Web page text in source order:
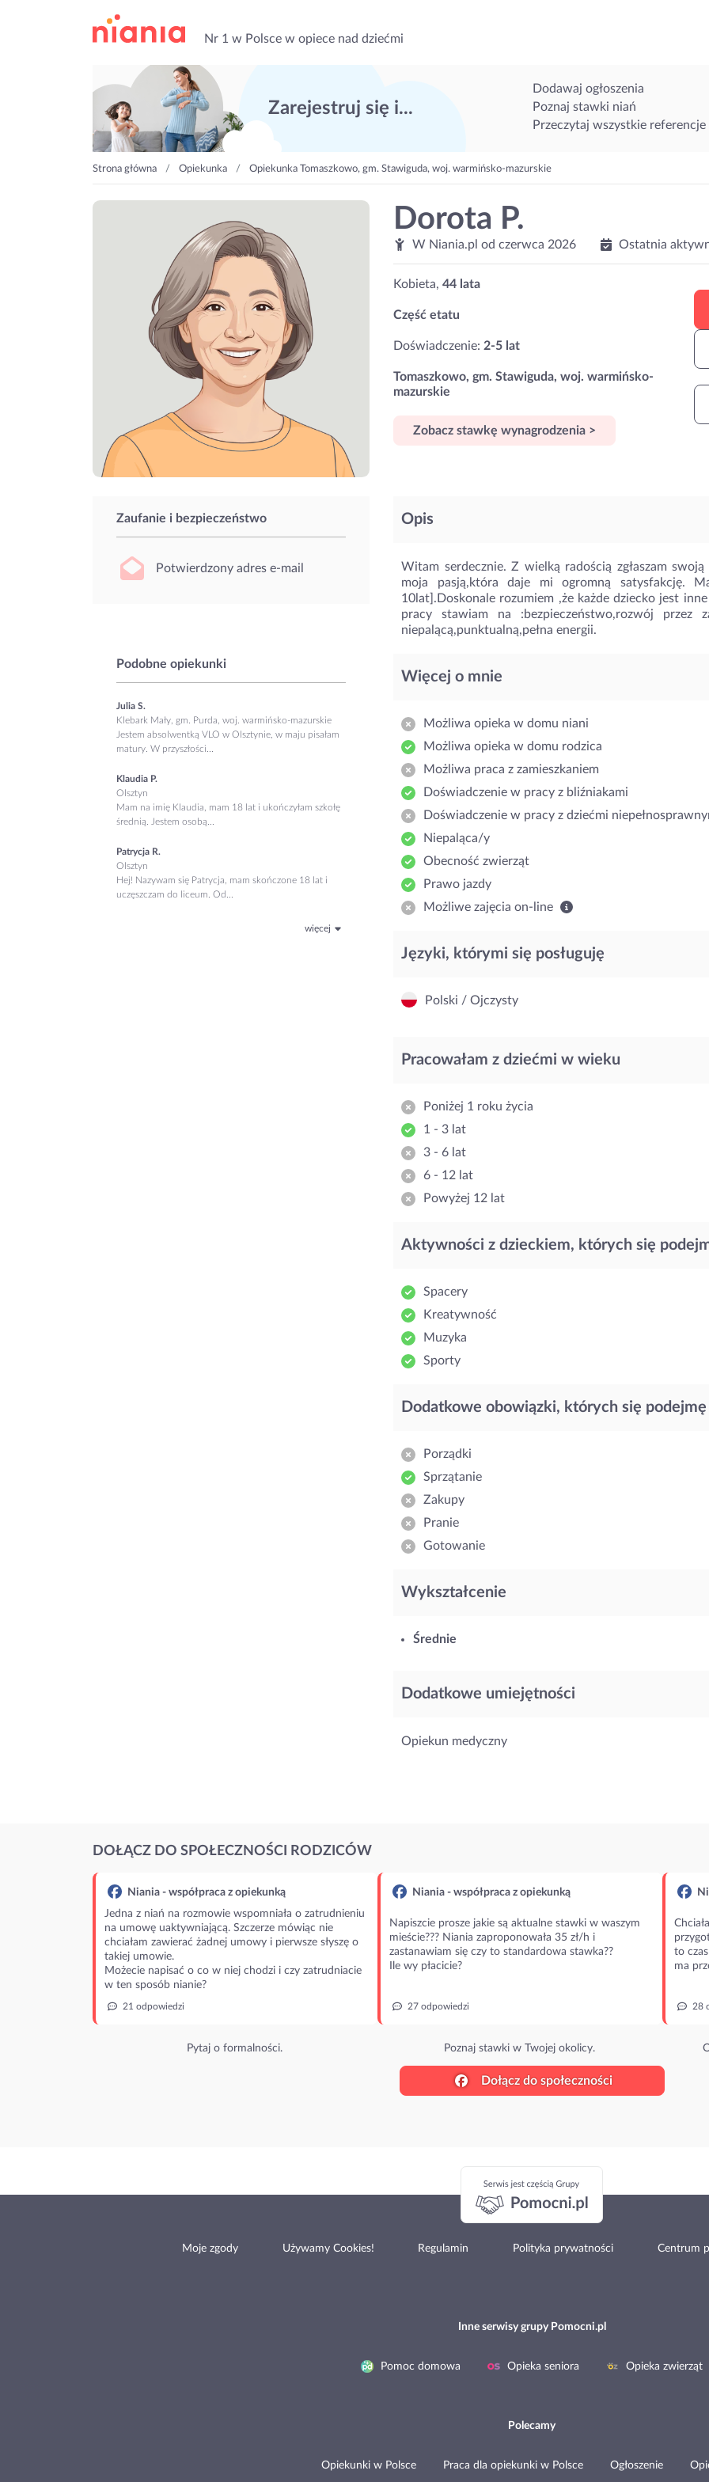
Nr 1 w Polsce w opiece nad dziećmi
Zarejestruj się i...
Dodawaj ogłoszenia
Poznaj stawki niań
Przeczytaj wszystkie referencje
Strona główna Opiekunka Opiekunka Tomaszkowo, gm. Stawiguda, woj. warmińsko-mazurskie
Dorota P.
W Niania.pl od czerwca 2026 Ostatnia
Kobieta, 44 lata
Część etatu
Doświadczenie: 2-5 lat
Tomaszkowo, gm. Stawiguda, woj. warmińsko-
mazurskie
Zobacz stawkę wynagrodzenia >
Zaufanie i bezpieczeństwo
Potwierdzony adres e-mail
Podobne opiekunki
Julia S.
Klebark Mały, gm. Purda, woj. warmińsko-mazurskie
Jestem absolwentką VLO w Olsztynie, w maju pisałam
matury. W przyszłości...
Klaudia P.
Olsztyn
Mam na imię Klaudia, mam 18 lat i ukończyłam szkołę
średnią. Jestem osobą...
Patrycja R.
Olsztyn
Hej! Nazywam się Patrycja, mam skończone 18 lat i
uczęszczam do liceum. Od...
więcej
Opis
Witam serdecznie. Z wielką radością zgłaszam
moja pasją,która daje mi ogromną satysfakcję.
10lat].Doskonale rozumiem ,że każde dziecko jest
pracy stawiam na :bezpieczeństwo,rozwój przez
niepalącą,punktualną,pełna energii.
Więcej o mnie
Możliwa opieka w domu niani
Możliwa opieka w domu rodzica
Możliwa praca z zamieszkaniem
Doświadczenie w pracy z bliźniakami
Doświadczenie w pracy z dziećmi
Niepaląca/y
Obecność zwierząt
Prawo jazdy
Możliwe zajęcia on-line
Języki, którymi się posługuję
Polski / Ojczysty
Pracowałam z dziećmi w wieku
Poniżej 1 roku życia
1 - 3 lat
3 - 6 lat
6 - 12 lat
Powyżej 12 lat
Aktywności z dzieckiem, których się
Spacery
Kreatywność
Muzyka
Sporty
Dodatkowe obowiązki, których się podejmę
Porządki
Sprzątanie
Zakupy
Pranie
Gotowanie
Wykształcenie
Średnie
Dodatkowe umiejętności
Opiekun medyczny
DOŁĄCZ DO SPOŁECZNOŚCI RODZICÓW
Niania - współpraca z opiekunką
Jedna z niań na rozmowie wspomniała o zatrudnieniu
na umowę uaktywniającą. Szczerze mówiąc nie
chciałam zawierać żadnej umowy i pierwsze słyszę o
takiej umowie.
Możecie napisać o co w niej chodzi i czy zatrudniacie
w ten sposób nianie?
21 odpowiedzi
Pytaj o formalności.
Niania - współpraca z opiekunką
Napiszcie prosze jakie są aktualne stawki w waszym
mieście??? Niania zaproponowała 35 zł/h i
zastanawiam się czy to standardowa stawka??
Ile wy płacicie?
27 odpowiedzi
Poznaj stawki w Twojej okolicy.
to
ma
28
Dołącz do społeczności
Moje zgody Używamy Cookies! Regulamin Polityka prywatności Centrum
Inne serwisy grupy Pomocni.pl
Pomoc domowa Opieka seniora Opieka zwierząt
Polecamy
Opiekunki w Polsce Praca dla opiekunki w Polsce Ogłoszenie